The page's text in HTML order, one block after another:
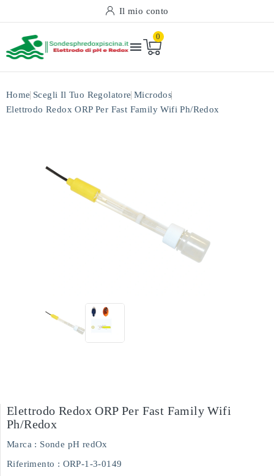
Il mio conto

0
Home Scegli Il Tuo Regolatore Microdos
Elettrodo Redox ORP Per Fast Family Wifi Ph/redox
Elettrodo Redox ORP Per Fast Family Wifi
Ph/redox
Marca : Sonde pH redOx
Riferimento : ORP-1-3-0149